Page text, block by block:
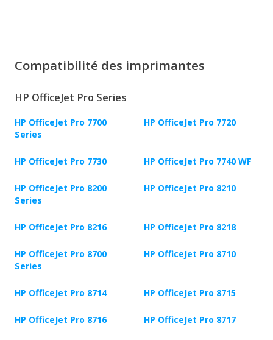
Compatibilité des imprimantes
HP OfficeJet Pro Series
HP OfficeJet Pro 7700
Series
HP OfficeJet Pro 7720
HP OfficeJet Pro 7730 HP OfficeJet Pro 7740 WF
HP OfficeJet Pro 8200
Series
HP OfficeJet Pro 8210
HP OfficeJet Pro 8216 HP OfficeJet Pro 8218
HP OfficeJet Pro 8700
Series
HP OfficeJet Pro 8710
HP OfficeJet Pro 8714 HP OfficeJet Pro 8715
HP OfficeJet Pro 8716 HP OfficeJet Pro 8717